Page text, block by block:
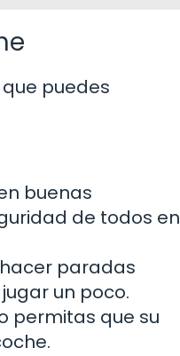
puedes
buenas
de todos en
paradas
un poco.
permitas que su